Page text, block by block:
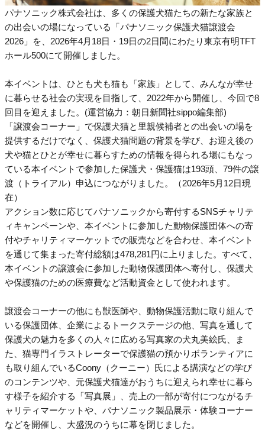
パナソニック株式会社は、多くの保護犬猫たちの新たな家族と
の出会いの場になっている「パナソニック保護犬猫譲渡会
2026」を、2026年4月18日・19日の2日間にわたり東京有明TFT
ホール500にて開催しました。
本イベントは、ひとも犬も猫も「家族」として、みんなが幸せ
に暮らせる社会の実現を目指して、2022年から開催し、今回で8
回目を迎えました。(運営協力：朝日新聞社sippo編集部)
「譲渡会コーナー」で保護犬猫と里親候補者との出会いの場を
提供するだけでなく、保護犬猫問題の背景を学び、お迎え後の
犬や猫とひとが幸せに暮らすための情報を得られる場にもなっ
ている本イベントで参加した保護犬・保護猫は193頭、79件の譲
渡（トライアル）申込につながりました。（2026年5月12日現
在）
アクション数に応じてパナソニックから寄付するSNSチャリテ
ィキャンペーンや、本イベントに参加した動物保護団体への寄
付やチャリティマーケットでの販売などを合わせ、本イベント
を通じて集まった寄付総額は478,281円に上りました。すべて、
本イベントの譲渡会に参加した動物保護団体へ寄付し、保護犬
や保護猫のための医療費など活動資金として使われます。
譲渡会コーナーの他にも獣医師や、動物保護活動に取り組んで
いる保護団体、企業によるトークステージの他、写真を通して
保護犬の魅力を多くの人々に広める写真家の犬丸美絵氏、ま
た、猫専門イラストレーターで保護猫の預かりボランティアに
も取り組んでいるCoony（クーニー）氏による講演などの学び
のコンテンツや、元保護犬猫達がおうちに迎えられ幸せに暮ら
す様子を紹介する「写真展」、売上の一部が寄付につながるチ
ャリティマーケットや、パナソニック製品展示・体験コーナー
などを開催し、大盛況のうちに幕を閉じました。